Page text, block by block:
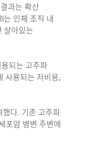
과는 확산
인체 조직 내
살아있는
되는 고주파
사용되는 저비용,
다. 기존 고주파
포암 병변 주변에